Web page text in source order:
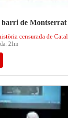
barri de Montserrat
censurada de
21m